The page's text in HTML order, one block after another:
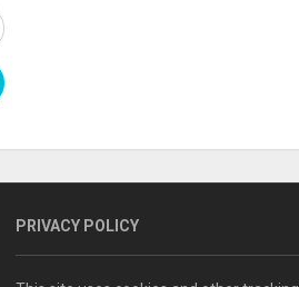
PRIVACY POLICY